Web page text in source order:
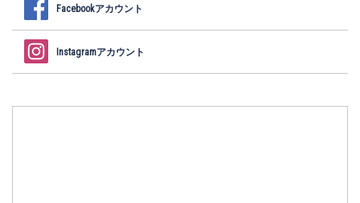
Facebookアカウント
Instagramアカウント